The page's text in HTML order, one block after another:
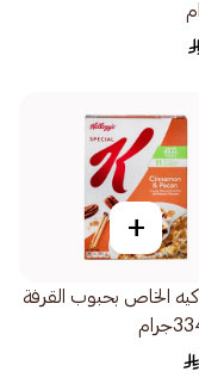
+
الخاص بحبوب القرفة